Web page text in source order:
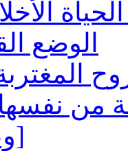
الوضع
من
[وعي مطلق]